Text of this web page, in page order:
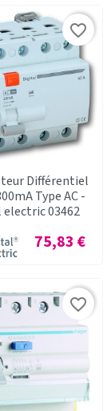
Différentiel
Type AC -
03462
Prix
75,83 €
favorite_border
favorite_border